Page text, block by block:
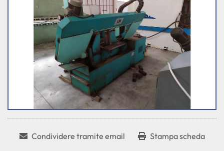
Condividere tramite email Stampa scheda